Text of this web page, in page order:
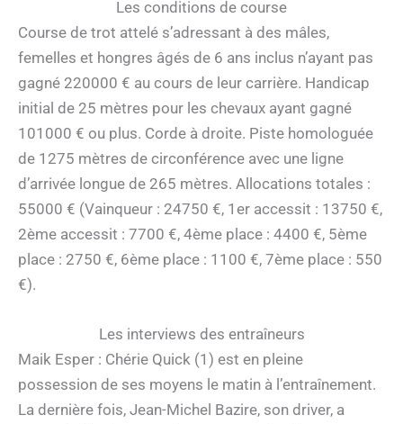
Les conditions de course
Course de trot attelé s’adressant à des mâles,
femelles et hongres âgés de 6 ans inclus n’ayant pas
gagné 220000 € au cours de leur carrière. Handicap
initial de 25 mètres pour les chevaux ayant gagné
101000 € ou plus. Corde à droite. Piste homologuée
de 1275 mètres de circonférence avec une ligne
d’arrivée longue de 265 mètres. Allocations totales :
55000 € (Vainqueur : 24750 €, 1er accessit : 13750 €,
2ème accessit : 7700 €, 4ème place : 4400 €, 5ème
place : 2750 €, 6ème place : 1100 €, 7ème place : 550
€).
Les interviews des entraîneurs
Maik Esper : Chérie Quick (1) est en pleine
possession de ses moyens le matin à l’entraînement.
La dernière fois, Jean-Michel Bazire, son driver, a